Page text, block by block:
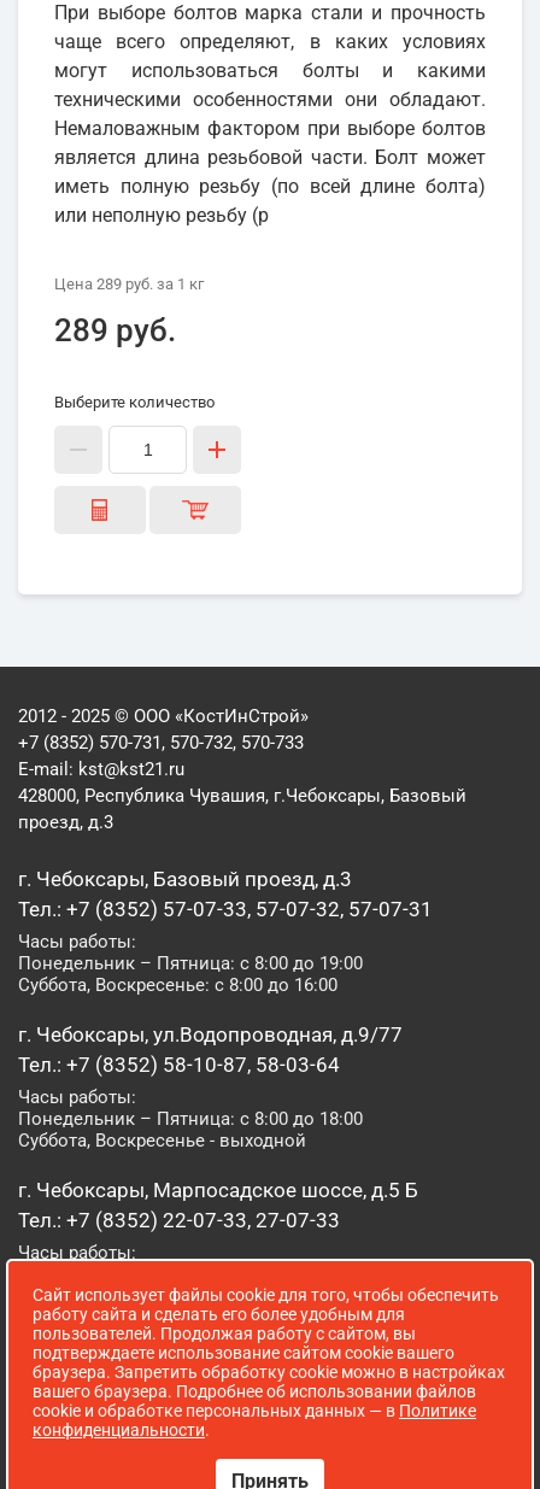
При выборе болтов марка стали и прочность
чаще всего определяют, в каких условиях
могут использоваться болты и какими
техническими особенностями они обладают.
Немаловажным фактором при выборе болтов
является длина резьбовой части. Болт может
иметь полную резьбу (по всей длине болта)
или неполную резьбу (р
Цена 289 руб. за 1 кг
289 руб.
Выберите количество
2012 - 2025 © ООО «КостИнСтрой»
+7 (8352) 570-731, 570-732, 570-733
E-mail: kst@kst21.ru
428000, Республика Чувашия, г.Чебоксары, Базовый
проезд, д.3
г. Чебоксары, Базовый проезд, д.3
Тел.: +7 (8352) 57-07-33, 57-07-32, 57-07-31
Часы работы:
Понедельник – Пятница: с 8:00 до 19:00
Суббота, Воскресенье: с 8:00 до 16:00
г. Чебоксары, ул.Водопроводная, д.9/77
Тел.: +7 (8352) 58-10-87, 58-03-64
Часы работы:
Понедельник – Пятница: с 8:00 до 18:00
Суббота, Воскресенье - выходной
г. Чебоксары, Марпосадское шоссе, д.5 Б
Тел.: +7 (8352) 22-07-33, 27-07-33
Часы работы:
Суббота, Воскресенье: с 8:00 до 16:00
г. Йошкар-Ола, ул. Луначарского, д. 52 А
Тел.: (8362) 41-07-31
Часы работы:
Понедельник – Пятница: с 8:00 до 18:00
Сайт использует файлы cookie для того, чтобы обеспечить
работу сайта и сделать его более удобным для
пользователей. Продолжая работу с сайтом, вы
подтверждаете использование сайтом cookie вашего
браузера. Запретить обработку cookie можно в настройках
вашего браузера. Подробнее об использовании файлов
cookie и обработке персональных данных — в Политике
конфиденциальности.
Принять